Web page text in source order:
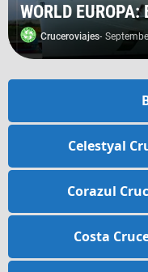
WORLD
Cruceroviajes-
Celestyal
Corazul
Costa